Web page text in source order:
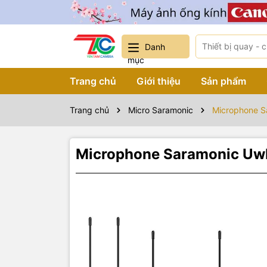
Danh
mục
Trang chủ Giới thiệu Sản phẩm
Trang chủ Micro Saramonic Microphone
Microphone Saramonic